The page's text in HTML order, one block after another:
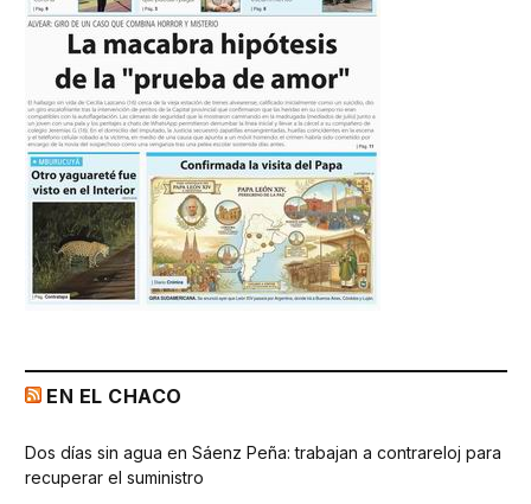
EN EL CHACO
Dos días sin agua en Sáenz Peña: trabajan a contrareloj para
recuperar el suministro